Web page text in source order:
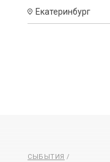
Екатеринбург
СЫБЫТИЯ